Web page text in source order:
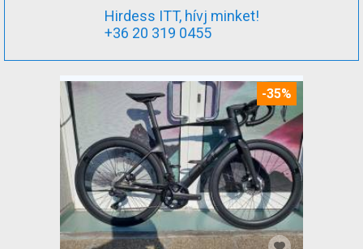
Hirdess ITT, hívj minket!
+36 20 319 0455
-35%